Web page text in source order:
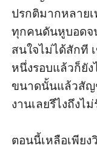
ปรกติมากหลาย
ทุกคนดันหูบอดจ
สนใจไม่ได้สักที
หนึ่งรอบแล้วก็ยั
ขนาดนั้นแล้วสั
งานเลยรึไงถึงไ
ตอนนี้เหลือเพีย